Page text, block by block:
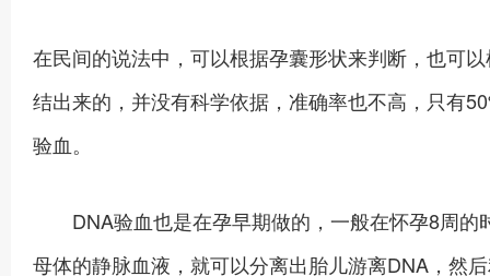
在民间的说法中，可以根据孕囊形状来判断，也可
结出来的，并没有科学依据，准确率也不高，只有
验血。
DNA验血也是在孕早期做的，一般在怀孕8周的
母体的静脉血液，就可以分离出胎儿游离DNA，然